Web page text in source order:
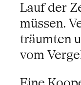
Lauf der
müssen.
träumten
vom